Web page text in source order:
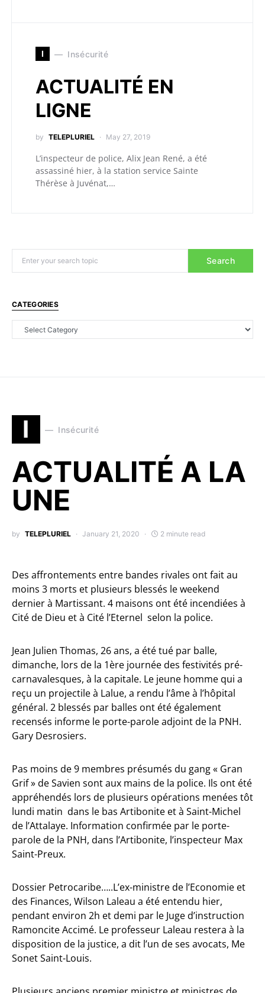
I Insécurité
ACTUALITÉ EN
LIGNE
by TELEPLURIEL May 27, 2019
L’inspecteur de police, Alix Jean René, a été
assassiné hier, à la station service Sainte
Thérèse à Juvénat,…
Search
CATEGORIES
I Insécurité
ACTUALITÉ A LA
UNE
by TELEPLURIEL January 21, 2020 2 minute read
Des affrontements entre bandes rivales ont fait au
moins 3 morts et plusieurs blessés le weekend
dernier à Martissant. 4 maisons ont été incendiées à
Cité de Dieu et à Cité l’Eternel selon la police.
Jean Julien Thomas, 26 ans, a été tué par balle,
dimanche, lors de la 1ère journée des festivités pré-
carnavalesques, à la capitale. Le jeune homme qui a
reçu un projectile à Lalue, a rendu l’âme à l’hôpital
général. 2 blessés par balles ont été également
recensés informe le porte-parole adjoint de la PNH.
Gary Desrosiers.
Pas moins de 9 membres présumés du gang « Gran
Grif » de Savien sont aux mains de la police. Ils ont été
appréhendés lors de plusieurs opérations menées tôt
lundi matin dans le bas Artibonite et à Saint-Michel
de l’Attalaye. Information confirmée par le porte-
parole de la PNH, dans l’Artibonite, l’inspecteur Max
Saint-Preux.
Dossier Petrocaribe…..L’ex-ministre de l’Economie et
des Finances, Wilson Laleau a été entendu hier,
pendant environ 2h et demi par le Juge d’instruction
Ramoncite Accimé. Le professeur Laleau restera à la
disposition de la justice, a dit l’un de ses avocats, Me
Sonet Saint-Louis.